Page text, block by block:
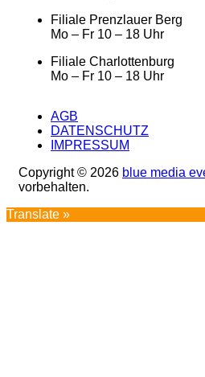
Filiale Prenzlauer Berg
Mo – Fr 10 – 18 Uhr
Filiale Charlottenburg
Mo – Fr 10 – 18 Uhr
AGB
DATENSCHUTZ
IMPRESSUM
Copyright © 2026 blue media
vorbehalten.
Translate »